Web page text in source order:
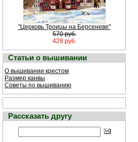
"Церковь Троицы на Берсеневе"
570 руб.
428 руб.
Статьи о вышивании
О вышивании крестом
Размер канвы
Советы по вышиванию
Рассказать другу